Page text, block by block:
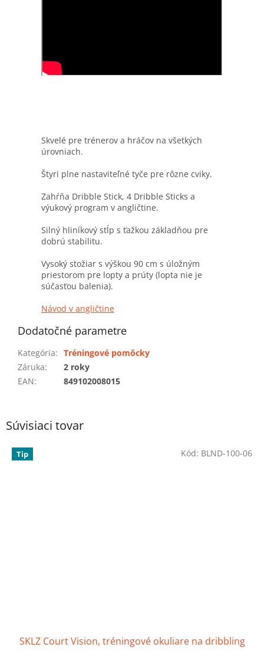
Súvisiaci tovar
Tip
SKLZ Court Vision, tréningové okuliare na dribbling
Kód: BLND-100-06
Skvelé pre trénerov a hráčov na všetkých
úrovniach.
Štyri plne nastaviteľné tyče pre rôzne cviky.
Zahŕňa Dribble Stick, 4 Dribble Sticks a
výukový program v angličtine.
Silný hliníkový stĺp s ťažkou základňou pre
dobrú stabilitu.
Vysoký stožiar s výškou 90 cm s úložným
priestorom pre lopty a prúty (lopta nie je
súčasťou balenia).
Návod v angličtine
Dodatočné parametre
Kategória: Tréningové pomôcky
Záruka:
2 roky
EAN: 849102008015